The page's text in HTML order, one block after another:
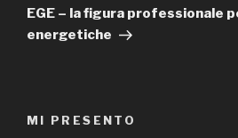
successivo
EGE – la figura professionale
energetiche
MI PRESENTO